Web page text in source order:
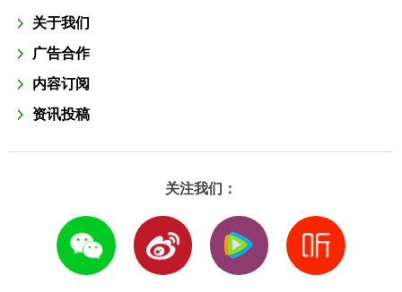
关于我们
广告合作
内容订阅
资讯投稿
关注我们：